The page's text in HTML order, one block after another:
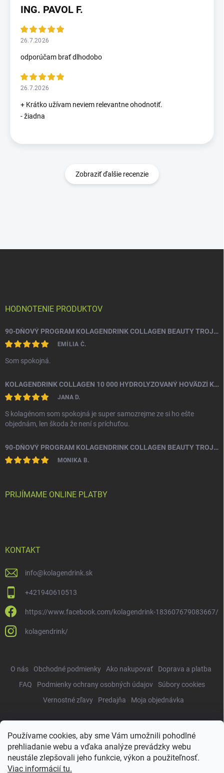
Používame cookies, aby sme Vám umožnili pohodlné
prehliadanie webu a vďaka analýze prevádzky webu
neustále zlepšovali jeho funkcie, výkon a použiteľnosť.
Viac informácií tu.
ING. PAVOL F.
26.7.2026
odporúčam brať dlhodobo
26.7.2026
+ Krátko užívam neviem relevantne ohodnotiť.
- žiadna
Zobraziť ďalšie recenzie
HODNOTENIE PRODUKTOV
90-DŇOVÝ PROGRAM KOLAGENDRINK COLLAGEN BEAUTY TROJZLOŽKOVÝ (TYP 1, 2 & 3) RYBÍ HYDROLYZOVANÝ KOLAGÉN 3 X 330 G
EMÍLIA Č.
Som spokojná.
KOLAGENDRINK COLLAGEN 10 000 HYDROLYZOVANÝ HOVÄDZÍ KOLAGÉN 300 G
JANA D.
S kolagénom som spokojná je super samozrejme ze si ho ešte
objednám, len škoda že není s príchuťou.
90-DŇOVÝ PROGRAM KOLAGENDRINK COLLAGEN BEAUTY TROJZLOŽKOVÝ (TYP 1, 2 & 3) RYBÍ HYDROLYZOVANÝ KOLAGÉN 3 X 330 G
MONIKA B.
PRIJÍMAME ONLINE PLATBY
KONTAKT
info@kolagendrink.sk
+421940610513
https://www.facebook.com/kolagendrink-183607679083667/
kolagendrink/
O nás Obchodné podmienky Ako nakupovať
Doprava a platba
FAQ
Podmienky ochrany osobných údajov
Súbory cookies
Vernostné zľavy
Predajňa Moja objednávka
Vytvoril Shoptet
Copyright 2026KolagenDrink.sk . Všetky práva vyhradené.Upraviť
nastavenie cookies